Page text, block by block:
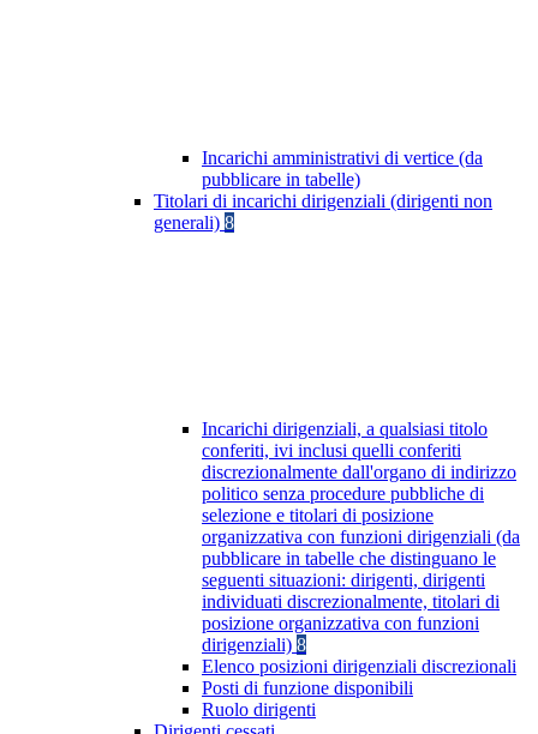
Incarichi amministrativi di vertice (da
pubblicare in tabelle)
Titolari di incarichi dirigenziali (dirigenti non
generali) 8
Incarichi dirigenziali, a qualsiasi titolo
conferiti, ivi inclusi quelli conferiti
discrezionalmente dall'organo di indirizzo
politico senza procedure pubbliche di
selezione e titolari di posizione
organizzativa con funzioni dirigenziali (da
pubblicare in tabelle che distinguano le
seguenti situazioni: dirigenti, dirigenti
individuati discrezionalmente, titolari di
posizione organizzativa con funzioni
dirigenziali) 8
Elenco posizioni dirigenziali discrezionali
Posti di funzione disponibili
Ruolo dirigenti